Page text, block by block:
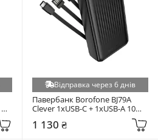
Відправка через 6 днів
Павербанк Borofone BJ79A
Clever 1xUSB-C + 1xUSB-A 10W
1 130 ₴